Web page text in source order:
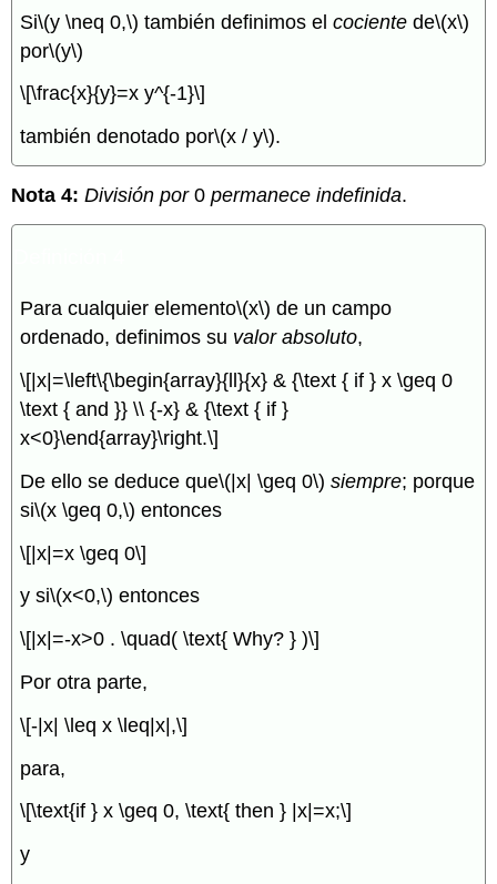
Si\(y \neq 0,\) también definimos elcociente de\(x\)
por\(y\)
\[\frac{x}{y}=x y^{-1}\]
también denotado por\(x / y\).
Nota 4: División por0permanece indefinida.
Para cualquier elemento\(x\) de un campo
ordenado, definimos su valor absoluto,
\[|x|=\left\{\begin{array}{ll}{x} & {\text { if } x \geq 0
\text { and }} \\ {-x} & {\text { if }
x<0}\end{array}\right.\]
De ello se deduce que\(|x| \geq 0\) siempre; porque
si\(x \geq 0,\) entonces
\[|x|=x \geq 0\]
y si\(x<0,\) entonces
\[|x|=-x>0 . \quad( \text{ Why? } )\]
Por otra parte,
\[-|x| \leq x \leq|x|,\]
para,
\[\text{if } x \geq 0, \text{ then } |x|=x;\]
y